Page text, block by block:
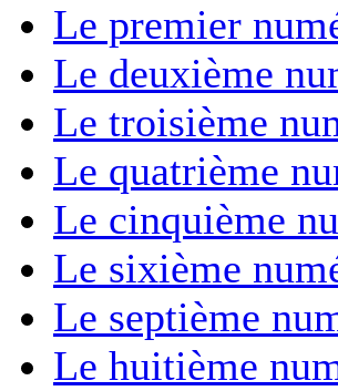
Le premier
Le deuxième
Le troisième
Le quatrième
Le cinquième
Le sixième
Le septième
Le huitième